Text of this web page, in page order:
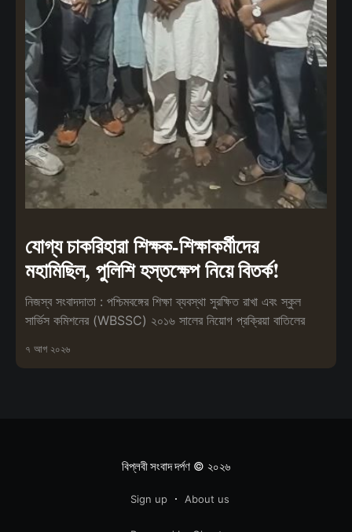
যোগ্য চাকরিহারা শিক্ষক-শিক্ষাকর্মীদের
মহামিছিল, পুলিশি হস্তক্ষেপ নিয়ে বিতর্ক!
নিজস্ব সংবাদদাতা : পশ্চিমবঙ্গের শিক্ষা ব্যবস্থা সুরক্ষিত রাখা এবং স্কুল
সার্ভিস কমিশনের (WBSSC) ২০১৬ সালের নিয়োগ প্রক্রিয়া বাতিলের
৭ আগ ২০২৬
বিপ্লবী সংবাদ দর্পণ© ২০২৬
Sign up About us